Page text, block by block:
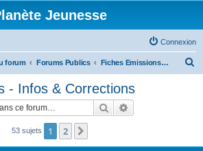
Jeunesse
Connexion
forum Forums Publics Fiches Emissions - Infos & Corrections
- Infos & Corrections
Rechercher
53 sujets 1 2